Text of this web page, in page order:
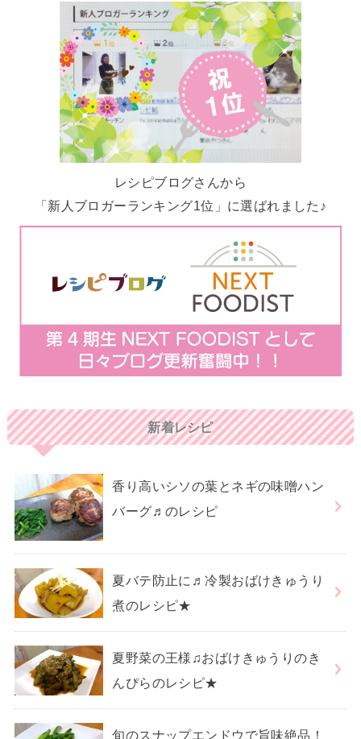
レシピブログさんから
「新人ブロガーランキング1位」に選ばれました♪
新着レシピ
香り高いシソの葉とネギの味噌ハン
バーグ♬のレシピ
夏バテ防止に♬冷製おばけきゅうり
煮のレシピ★
夏野菜の王様♫おばけきゅうりのき
んぴらのレシピ★
旬のスナップエンドウで旨味絶品！